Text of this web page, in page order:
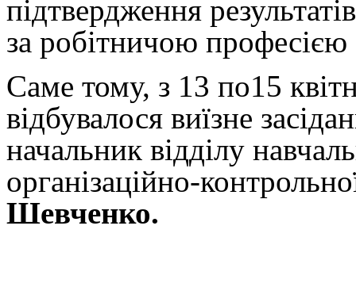
підтвердження
за робітничою професією
Саме тому, з 13 по15
відбувалося виїзне
начальник відділу
організаційно-
Шевченко.